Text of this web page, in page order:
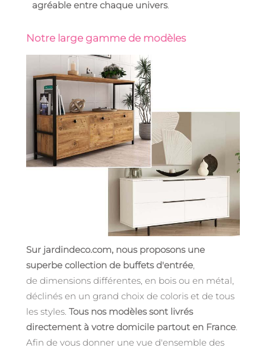
agréable entre chaque univers.
Notre large gamme de modèles
Sur jardindeco.com, nous proposons une
superbe collection de buffets d'entrée,
de dimensions différentes, en bois ou en métal,
déclinés en un grand choix de coloris et de tous
les styles. Tous nos modèles sont livrés
directement à votre domicile partout en France.
Afin de vous donner une vue d'ensemble des